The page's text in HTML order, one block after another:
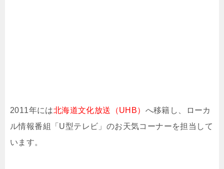
2011年には北海道文化放送（UHB） へ移籍し、ローカ
ル情報番組「U型テレビ」のお天気コーナーを担当して
います。